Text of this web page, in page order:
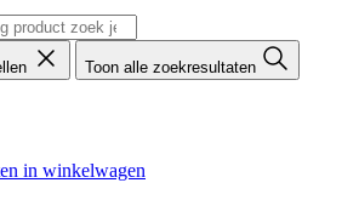
Toon alle zoekresultaten
in winkelwagen